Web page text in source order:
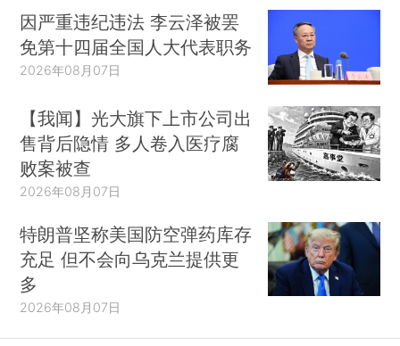
因严重违纪违法 李云泽被罢
免第十四届全国人大代表职务
2026年08月07日
【我闻】光大旗下上市公司出
售背后隐情 多人卷入医疗腐
败案被查
2026年08月07日
特朗普坚称美国防空弹药库存
充足 但不会向乌克兰提供更
多
2026年08月07日